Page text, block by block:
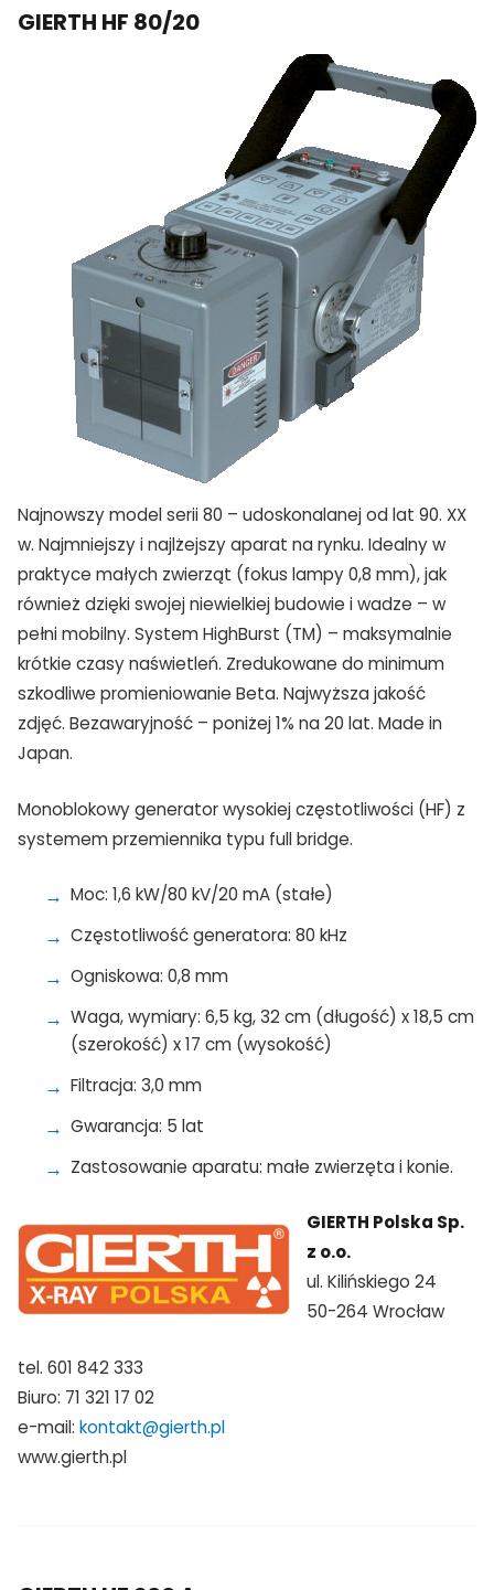
GIERTH HF 80/20
Najnowszy model serii 80 – udoskonalanej od lat 90. XX
w. Najmniejszy i najlżejszy aparat na rynku. Idealny w
praktyce małych zwierząt (fokus lampy 0,8 mm), jak
również dzięki swojej niewielkiej budowie i wadze – w
pełni mobilny. System HighBurst (TM) – maksymalnie
krótkie czasy naświetleń. Zredukowane do minimum
szkodliwe promieniowanie Beta. Najwyższa jakość
zdjęć. Bezawaryjność – poniżej 1% na 20 lat. Made in
Japan.
Monoblokowy generator wysokiej częstotliwości (HF) z
systemem przemiennika typu full bridge.
Moc: 1,6 kW/80 kV/20 mA (stałe)
Częstotliwość generatora: 80 kHz
Ogniskowa: 0,8 mm
Waga, wymiary: 6,5 kg, 32 cm (długość) x 18,5 cm
(szerokość) x 17 cm (wysokość)
Filtracja: 3,0 mm
Gwarancja: 5 lat
Zastosowanie aparatu: małe zwierzęta i konie.
GIERTH Polska Sp.
z o.o.
ul. Kilińskiego 24
50-264 Wrocław
tel. 601 842 333
Biuro: 71 321 17 02
e-mail: kontakt@gierth.pl
www.gierth.pl